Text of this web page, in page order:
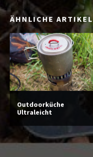
ÄHNLICHE ARTIKEL
Outdoorküche
Ultraleicht